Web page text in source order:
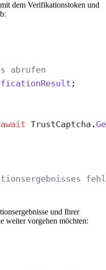
dem Verifikationstoken und
abrufen
;
await TrustCaptcha.
und Ihrer
weiter vorgehen möchten: